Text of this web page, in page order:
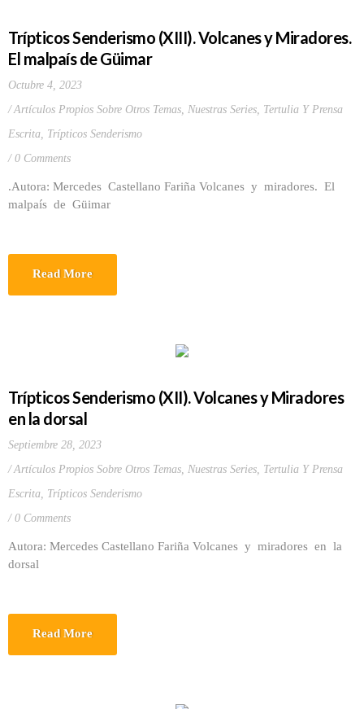
Trípticos Senderismo (XIII). Volcanes y Miradores.
El malpaís de Güimar
Octubre 4, 2023
Artículos Propios Sobre Otros Temas, Nuestras Series, Tertulia Y Prensa
Escrita, Trípticos Senderismo
0 Comments
.Autora: Mercedes Castellano Fariña Volcanes y miradores. El
malpaís de Güimar
Read More
Trípticos Senderismo (XII). Volcanes y Miradores
en la dorsal
Septiembre 28, 2023
Artículos Propios Sobre Otros Temas, Nuestras Series, Tertulia Y Prensa
Escrita, Trípticos Senderismo
0 Comments
Autora: Mercedes Castellano Fariña Volcanes y miradores en la
dorsal
Read More